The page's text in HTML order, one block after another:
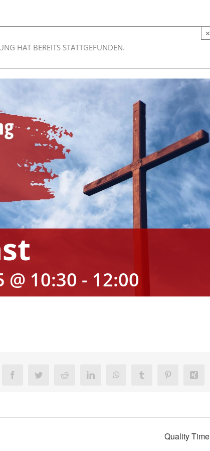
×
HAT BEREITS STATTGEFUNDEN.
@ 10:30 - 12:00
Facebook Twitter Reddit LinkedIn WhatsAppTumblr Pinterest
Quality Time